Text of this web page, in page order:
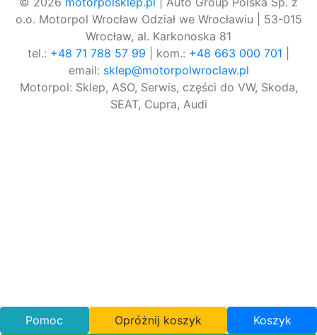
o.o. Motorpol Wrocław Odział we Wrocławiu | 53-015
Wrocław, al. Karkonoska 81
tel.: +48 71 788 57 99 | kom.: +48 663 000 701
email: sklep@motorpolwroclaw.pl
Motorpol: Sklep, ASO, Serwis, części do VW, Skoda,
SEAT, Cupra, Audi
Pomoc Opróżnij koszyk Koszyk